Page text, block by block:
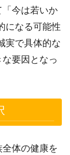
今は若いか
になる可能性
実で具体的な
要因となっ
体の健康を